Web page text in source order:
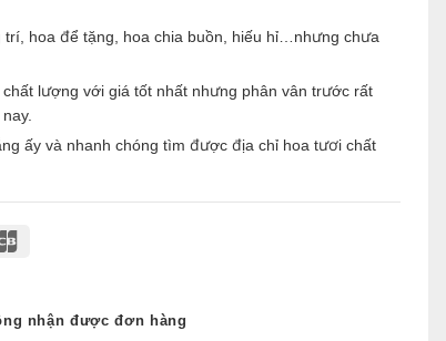
trí, hoa để tặng, hoa chia buồn, hiếu hỉ…nhưng chưa
lượng với giá tốt nhất nhưng phân vân trước rất
ấy và nhanh chóng tìm được địa chỉ hoa tươi chất
nhận được đơn hàng